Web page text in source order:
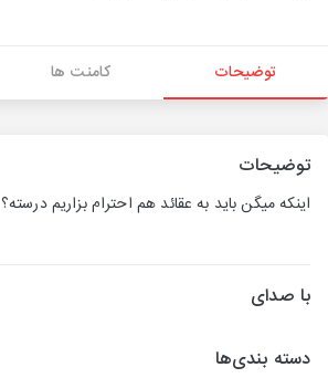
توضیحات کامنت ها
توضیحات
اینکه میگن باید به عقائد هم احترام بزاریم درسته؟
با صدای
دسته بندی‌ها